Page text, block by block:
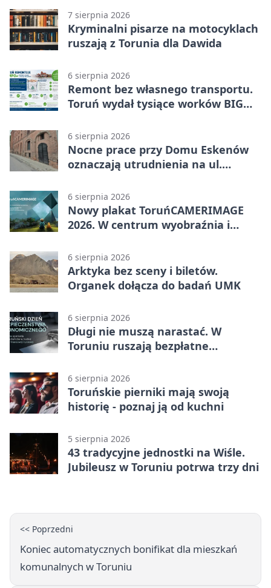
7 sierpnia 2026
Kryminalni pisarze na motocyklach
ruszają z Torunia dla Dawida
6 sierpnia 2026
Remont bez własnego transportu.
Toruń wydał tysiące worków BIG
6 sierpnia 2026
Nocne prace przy Domu Eskenów
oznaczają utrudnienia na ul.
6 sierpnia 2026
Nowy plakat ToruńCAMERIMAGE
2026. W centrum wyobraźnia i
6 sierpnia 2026
Arktyka bez sceny i biletów.
Organek dołącza do badań UMK
6 sierpnia 2026
Długi nie muszą narastać. W
Toruniu ruszają bezpłatne
6 sierpnia 2026
Toruńskie pierniki mają swoją
historię - poznaj ją od kuchni
5 sierpnia 2026
43 tradycyjne jednostki na Wiśle.
Jubileusz w Toruniu potrwa trzy dni
<< Poprzedni
Koniec automatycznych bonifikat dla mieszkań
komunalnych w Toruniu